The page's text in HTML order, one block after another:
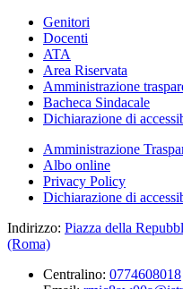
Genitori
Docenti
ATA
Area Riservata
Amministrazione
Bacheca Sindacale
Dichiarazione di
Amministrazione
Albo online
Privacy Policy
Dichiarazione di
Indirizzo: Piazza della
(Roma)
Centralino: 0774608018